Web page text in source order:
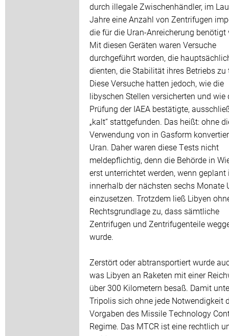
durch illegale Zwischenhändler, im
Jahre eine Anzahl von Zentrifugen
die für die Uran-Anreicherung benötigt
Mit diesen Geräten waren Versuche
durchgeführt worden, die
dienten, die Stabilität ihres Betriebs zu
Diese Versuche hatten jedoch, wie die
libyschen Stellen versicherten und wie
Prüfung der IAEA bestätigte,
„kalt“ stattgefunden. Das heißt: ohne
Verwendung von in Gasform
Uran. Daher waren diese Tests nicht
meldepflichtig, denn die Behörde in
erst unterrichtet werden, wenn geplant
innerhalb der nächsten sechs Monate
einzusetzen. Trotzdem ließ Libyen
Rechtsgrundlage zu, dass sämtliche
Zentrifugen und Zentrifugenteile
wurde.
Zerstört oder abtransportiert wurde
was Libyen an Raketen mit einer
über 300 Kilometern besaß. Damit
Tripolis sich ohne jede Notwendigkeit
Vorgaben des Missile Technology
Regime. Das MTCR ist eine rechtlich